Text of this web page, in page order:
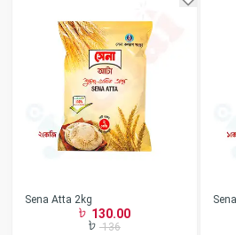
Sena Atta 2kg
130.00
136